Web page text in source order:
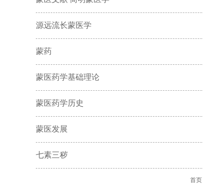
源远流长蒙医学
蒙药
蒙医药学基础理论
蒙医药学历史
蒙医发展
七素三秽
首页